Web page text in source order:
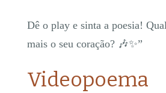
Dê o play e sinta a poesia!
mais o seu coração? 🎶✨”
Videopoema